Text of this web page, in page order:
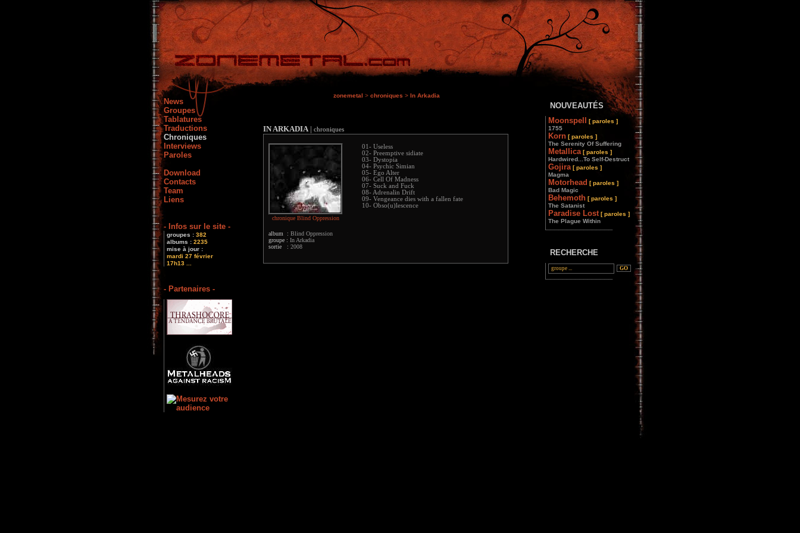
News
Groupes
Tablatures
Traductions
Chroniques
Interviews
Paroles
Download
Contacts
Team
Liens
- Infos sur le site -
groupes : 382
albums : 2235
mise à jour :
mardi 27 février
17h13 ...
- Partenaires -
zonemetal > chroniques > In Arkadia
IN ARKADIA| chroniques
chronique Blind Oppression
album : Blind Oppression
groupe : In Arkadia
sortie : 2008
01- Useless
02- Preemptive sidiate
03- Dystopia
04- Psychic Simian
05- Ego Alter
06- Cell Of Madness
07- Suck and Fuck
08- Adrenalin Drift
09- Vengeance dies with a fallen fate
10- Obso(u)lescence
NOUVEAUTÉS
Moonspell
[ paroles ]
1755
Korn [ paroles ]
The Serenity Of Suffering
Metallica [ paroles ]
Hardwired...To Self-Destruct
Gojira [ paroles ]
Magma
Motorhead [ paroles ]
Bad Magic
Behemoth [ paroles ]
The Satanist
Paradise Lost [ paroles ]
The Plague Within
________________
RECHERCHE
________________